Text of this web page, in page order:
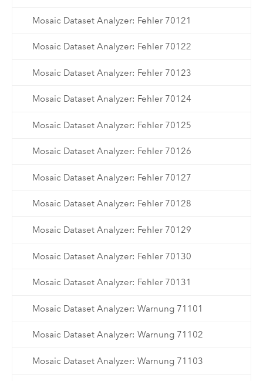
Mosaic Dataset Analyzer: Fehler 70121
Mosaic Dataset Analyzer: Fehler 70122
Mosaic Dataset Analyzer: Fehler 70123
Mosaic Dataset Analyzer: Fehler 70124
Mosaic Dataset Analyzer: Fehler 70125
Mosaic Dataset Analyzer: Fehler 70126
Mosaic Dataset Analyzer: Fehler 70127
Mosaic Dataset Analyzer: Fehler 70128
Mosaic Dataset Analyzer: Fehler 70129
Mosaic Dataset Analyzer: Fehler 70130
Mosaic Dataset Analyzer: Fehler 70131
Mosaic Dataset Analyzer: Warnung 71101
Mosaic Dataset Analyzer: Warnung 71102
Mosaic Dataset Analyzer: Warnung 71103